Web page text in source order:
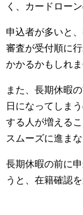
く、カードロー
申込者が多いと
審査が受付順に
かかるかもしれま
また、長期休暇
日になってしま
する人が増える
スムーズに進ま
長期休暇の前に
うと、在籍確認